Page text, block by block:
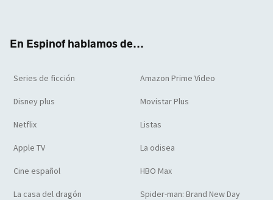
En Espinof hablamos de...
Series de ficción Amazon Prime Video
Disney plus Movistar Plus
Netflix Listas
Apple TV La odisea
Cine español HBO Max
La casa del dragón Spider-man: Brand New Day